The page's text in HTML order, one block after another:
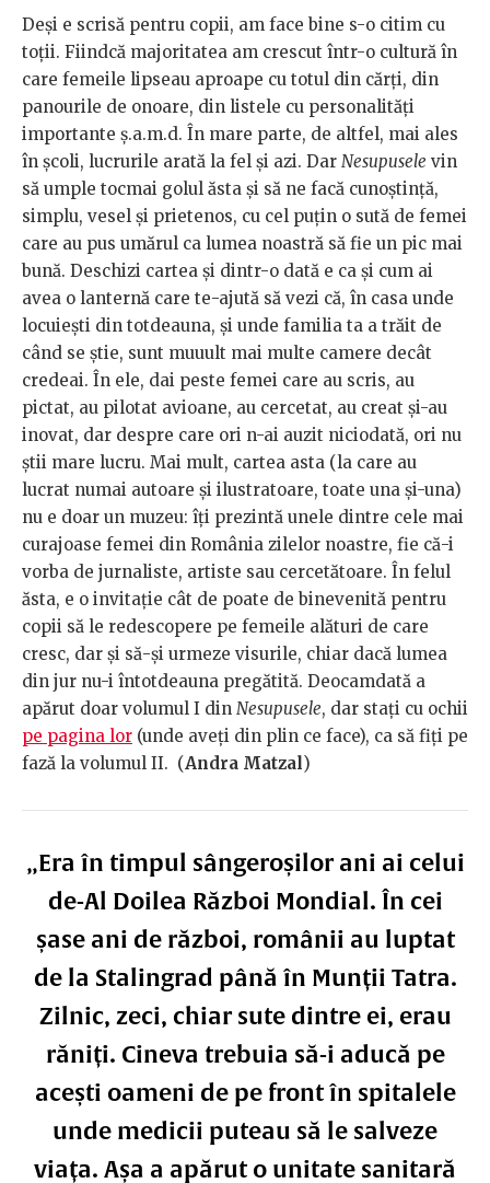
Deși e scrisă pentru copii, am face bine s-o citim cu
toții. Fiindcă majoritatea am crescut într-o cultură în
care femeile lipseau aproape cu totul din cărți, din
panourile de onoare, din listele cu personalități
importante ș.a.m.d. În mare parte, de altfel, mai ales
în școli, lucrurile arată la fel și azi. Dar Nesupusele vin
să umple tocmai golul ăsta și să ne facă cunoștință,
simplu, vesel și prietenos, cu cel puțin o sută de femei
care au pus umărul ca lumea noastră să fie un pic mai
bună. Deschizi cartea și dintr-o dată e ca și cum ai
avea o lanternă care te-ajută să vezi că, în casa unde
locuiești din totdeauna, și unde familia ta a trăit de
când se știe, sunt muuult mai multe camere decât
credeai. În ele, dai peste femei care au scris, au
pictat, au pilotat avioane, au cercetat, au creat și-au
inovat, dar despre care ori n-ai auzit niciodată, ori nu
știi mare lucru. Mai mult, cartea asta (la care au
lucrat numai autoare și ilustratoare, toate una și-una)
nu e doar un muzeu: îți prezintă unele dintre cele mai
curajoase femei din România zilelor noastre, fie că-i
vorba de jurnaliste, artiste sau cercetătoare. În felul
ăsta, e o invitație cât de poate de binevenită pentru
copii să le redescopere pe femeile alături de care
cresc, dar și să-și urmeze visurile, chiar dacă lumea
din jur nu-i întotdeauna pregătită. Deocamdată a
apărut doar volumul I din Nesupusele, dar stați cu ochii
pe pagina lor (unde aveți din plin ce face), ca să fiți pe
fază la volumul II. (Andra Matzal )
„Era în timpul sângeroșilor ani ai celui
de-Al Doilea Război Mondial. În cei
șase ani de război, românii au luptat
de la Stalingrad până în Munții Tatra.
Zilnic, zeci, chiar sute dintre ei, erau
răniți. Cineva trebuia să-i aducă pe
acești oameni de pe front în spitalele
unde medicii puteau să le salveze
viața. Așa a apărut o unitate sanitară